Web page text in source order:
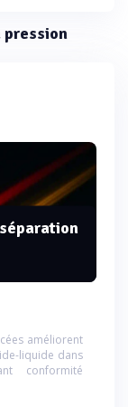
améliorent
liquide dans
conformité